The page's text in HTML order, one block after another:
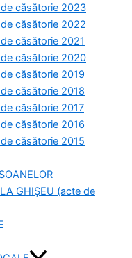
căsătorie 2023
căsătorie 2022
căsătorie 2021
căsătorie 2020
căsătorie 2019
căsătorie 2018
căsătorie 2017
căsătorie 2016
căsătorie 2015
GHIȘEU (acte de